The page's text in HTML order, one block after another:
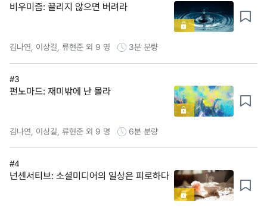
비우미즘: 끌리지 않으면 버려라
김나연, 이상길, 류현준 외 9 명 3분 분량
#3
펀노마드: 재미밖에 난 몰라
김나연, 이상길, 류현준 외 9 명 6분 분량
#4
넌센서티브: 소셜미디어의 일상은 피로하다